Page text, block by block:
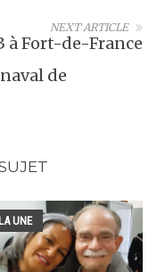
NEXT ARTICLE
à Fort-de-France
de
UNE